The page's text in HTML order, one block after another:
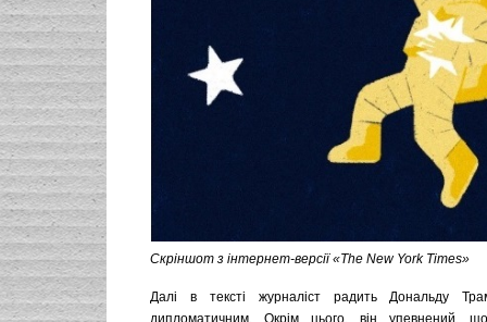
Скріншот з інтернет-версії «The New York Times»
Далі в тексті журналіст радить Дональду
дипломатичним. Окрім цього, він упевнений,